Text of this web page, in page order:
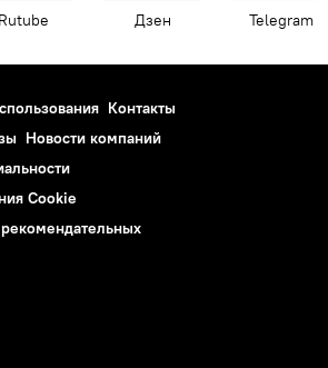
Rutube Дзен Telegram
Контакты
Новости компаний
Cookie